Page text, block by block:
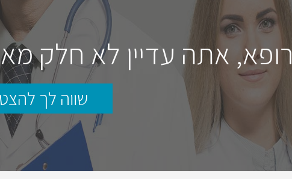
רופא, אתה עדיין לא חלק
שווה לך